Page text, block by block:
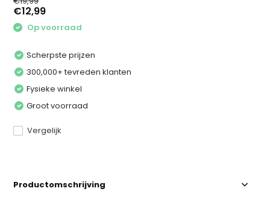
€12,99
Op voorraad
Scherpste prijzen
300,000+ tevreden klanten
Fysieke winkel
Groot voorraad
Vergelijk
Productomschrijving